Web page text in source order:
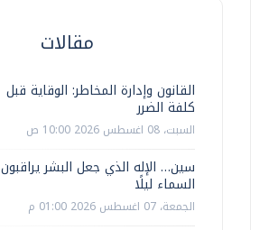
مقالات
القانون وإدارة المخاطر: الوقاية قبل
كلفة الضرر
السبت، 08 اغسطس 2026 10:00 ص
سين… الإله الذي جعل البشر يراقبون
السماء ليلًا
الجمعة، 07 اغسطس 2026 01:00 م